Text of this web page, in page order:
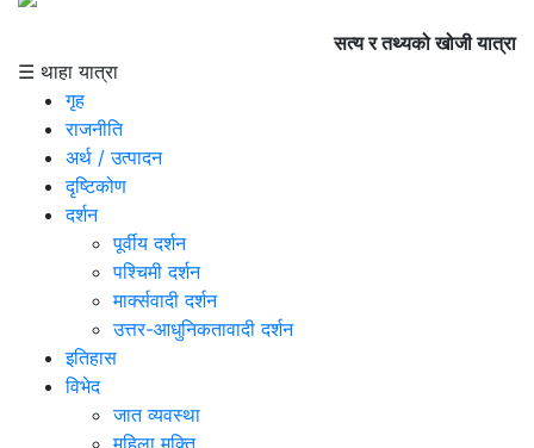
सत्य र तथ्यको खोजी यात्रा
☰ थाहा यात्रा
गृह
राजनीति
अर्थ / उत्पादन
दृष्टिकोण
दर्शन
पूर्वीय दर्शन
पश्चिमी दर्शन
मार्क्सवादी दर्शन
उत्तर-आधुनिकतावादी दर्शन
इतिहास
विभेद
जात व्यवस्था
महिला मुक्ति